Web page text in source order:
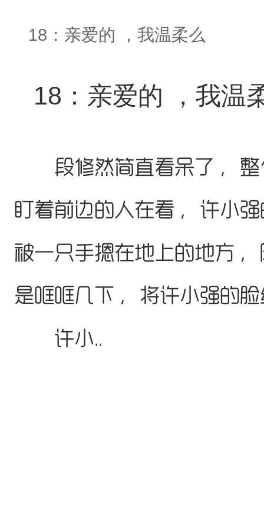
18：亲爱的 ，我温柔么
18：亲爱的 ，我温